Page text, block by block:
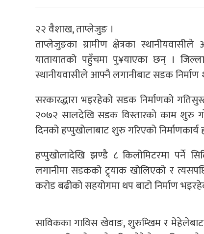
२२ वैशाख, ताप्लेजुङ ।
ताप्लेजुङका ग्रामीण क्षेत्रका
यातायातको पहुँचमा पु¥याएका छन् ।
स्थानीयवासीले आफ्नै लगानीबाट सडक
सरकारद्धारा भइरहेको सडक निर्माणको
२०७२ सालदेखि सडक विस्तारको काम शुरु
दिनको हप्पुखोलाबाट शुरु गरिएको
हप्पुखोलादेखि झण्डै ८ किलोमिटरमा पर्ने
लगानीमा सडकको ट्र्याक खोलिएको र
करोड बढीको सहयोगमा थप बाटो निर्माण
साविकका गाविस खेवाङ, शुरुम्खिम र